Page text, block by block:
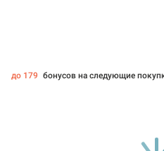
до 179 бонусов на следующие